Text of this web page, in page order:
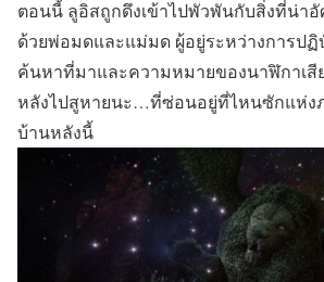
ตอนนี้ ลูอิสถูกดึงเข้าไปพัวพันกับสิ่งที่น่า
ด้วยพ่อมดและแม่มด ผู้อยู่ระหว่างการป
ค้นหาที่มาและความหมายของนาฬิกาเสี
หลังไปสูหายนะ…ที่ซ่อนอยู่ที่ไหนซักแห่ง
บ้านหลังนี้